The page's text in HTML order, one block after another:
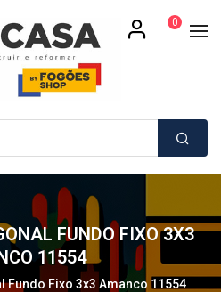
0
FUNDO FIXO 3X3
11554
Fundo Fixo 3x3 Amanco 11554